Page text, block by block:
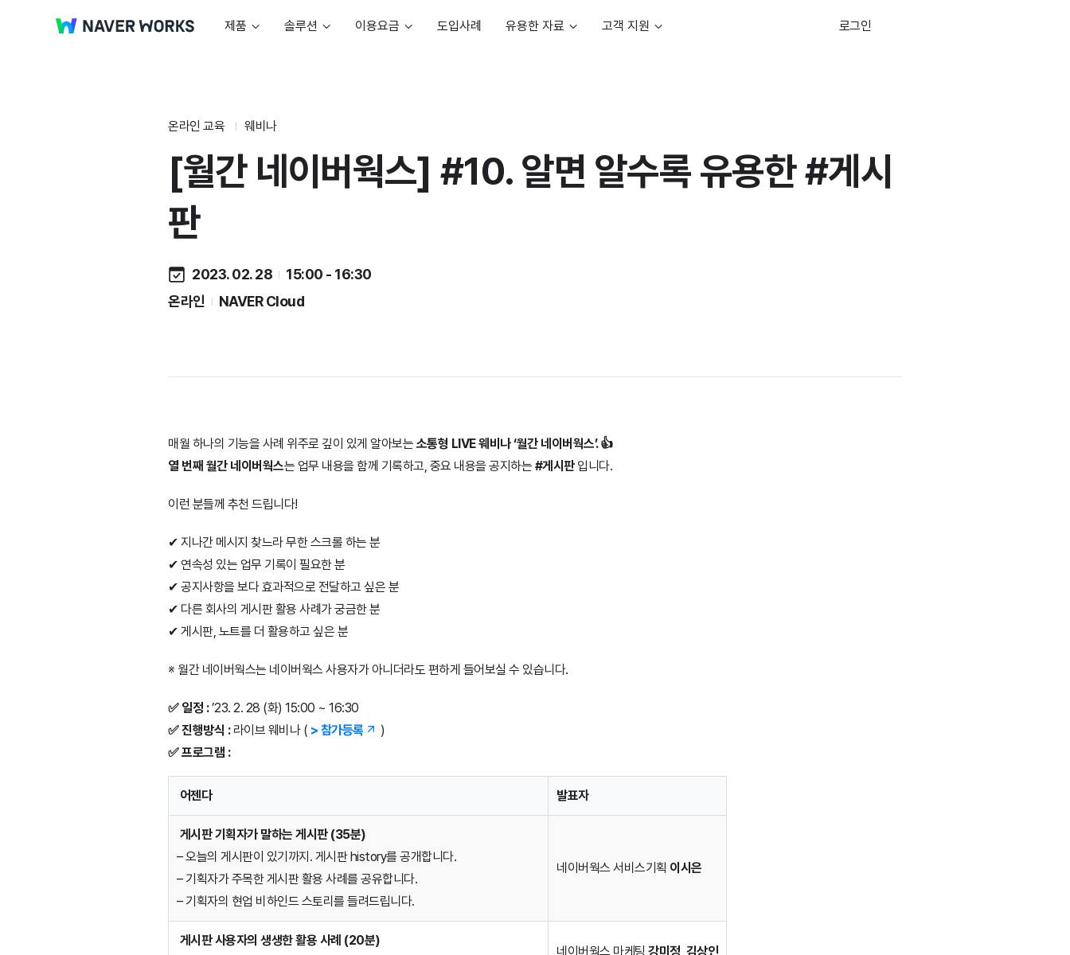
제품 솔루션 이용요금 도입사례 유용한 자료 고객 지원 로그인
온라인 교육 웨비나
[월간 네이버웍스] #10. 알면 알수록 유용한 #게시
판
2023. 02. 28
15:00 - 16:30
온라인
NAVER Cloud
매월 하나의 기능을 사례 위주로 깊이 있게 알아보는 소통형 LIVE 웨비나 ‘월간 네이버웍스’. 👍
열 번째 월간 네이버웍스는 업무 내용을 함께 기록하고, 중요 내용을 공지하는 #게시판입니다.
이런 분들께 추천 드립니다!
✔ 지나간 메시지 찾느라 무한 스크롤 하는 분
✔ 연속성 있는 업무 기록이 필요한 분
✔ 공지사항을 보다 효과적으로 전달하고 싶은 분
✔ 다른 회사의 게시판 활용 사례가 궁금한 분
✔ 게시판, 노트를 더 활용하고 싶은 분
※ 월간 네이버웍스는 네이버웍스 사용자가 아니더라도 편하게 들어보실 수 있습니다.
✅ 일정 :’23. 2. 28 (화) 15:00 ~ 16:30
✅진행방식 : 라이브 웨비나 ( > 참가등록
)
✅ 프로그램 :
어젠다 발표자
게시판 기획자가 말하는 게시판 (35분)
– 오늘의 게시판이 있기까지. 게시판 history를 공개합니다.
– 기획자가 주목한 게시판 활용 사례를 공유합니다.
– 기획자의 현업 비하인드 스토리를 들려드립니다.
네이버웍스 서비스기획 이시은
게시판 사용자의 생생한 활용 사례 (20분)
네이버웍스 마케팅 강미정, 김상인